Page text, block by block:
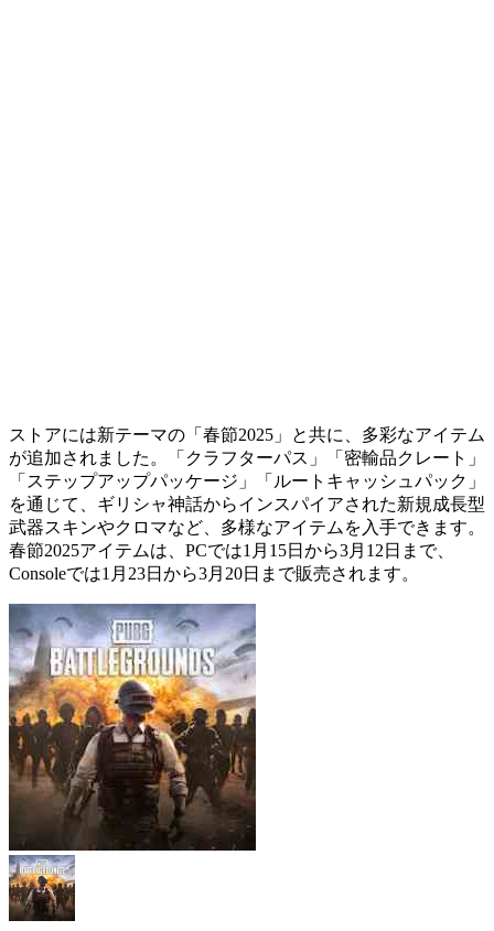
ストアには新テーマの「春節2025」と共に、多彩なアイテム
が追加されました。「クラフターパス」「密輸品クレート」
「ステップアップパッケージ」「ルートキャッシュパック」
を通じて、ギリシャ神話からインスパイアされた新規成長型
武器スキンやクロマなど、多様なアイテムを入手できます。
春節2025アイテムは、PCでは1月15日から3月12日まで、
Consoleでは1月23日から3月20日まで販売されます。